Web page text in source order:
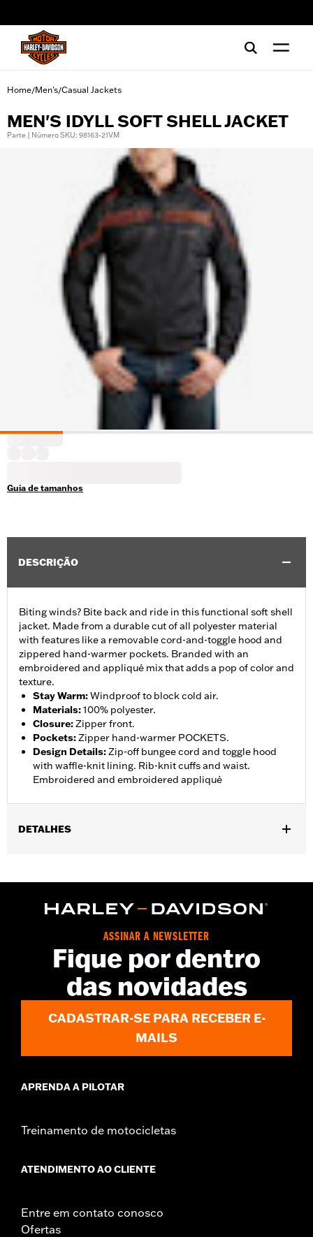
Home/Men's/Casual Jackets
MEN'S IDYLL SOFT SHELL JACKET
Parte | Número SKU: 98163-21VM
Guia de tamanhos
DESCRIÇÃO
Biting winds? Bite back and ride in this functional soft shell
jacket. Made from a durable cut of all polyester material
with features like a removable cord-and-toggle hood and
zippered hand-warmer pockets. Branded with an
embroidered and appliqué mix that adds a pop of color and
texture.
Stay Warm:Windproof to block cold air.
Materials:100% polyester.
Closure:Zipper front.
Pockets:Zipper hand-warmer POCKETS.
Design Details:Zip-off bungee cord and toggle hood
with waffle-knit lining. Rib-knit cuffs and waist.
Embroidered and embroidered appliqué
DETALHES
Functional Features:Windproof,Hooded,Pockets,Zipper
WARRANTY:90 day limited warranty - Go towww.h-
for full details
Jacket Style:Soft Shell
Shop To Be: Dry, Warm
Polyester
Origin:Imported.
ASSINAR A NEWSLETTER
Fique por dentro
das novidades
CADASTRAR-SE PARA RECEBER E-
MAILS
APRENDA A PILOTAR
Treinamento de motocicletas
ATENDIMENTO AO CLIENTE
Entre em contato conosco
Ofertas